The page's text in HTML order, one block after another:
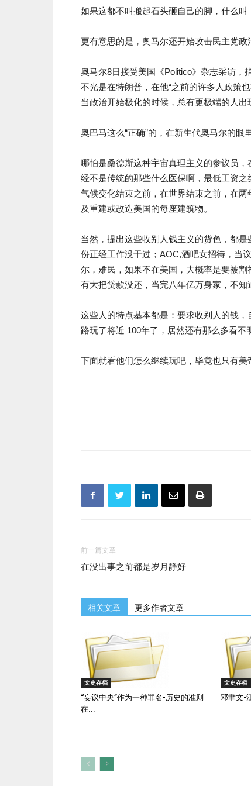
如果这都不叫搬起石头砸自己的脚，什么叫
更有意思的是，奥马尔还开始攻击民主党政
奥马尔8日接受美国《Politico》杂志采访，
不光是在特朗普，在他“之前的许多人政策
当政治开始极化的时候，总有更极端的人出
奥巴马这么“正确”的，在新生代奥马尔的眼
哪怕是桑德斯这种宇宙真理主义的参议员
经不是传统的那些什么医保啊，最低工资
气候变化结束之前，在世界结束之前，在
及重建或改造美国的每座建筑物。
当然，提出这些收别人钱主义的货色，都
份正经工作没干过；AOC,酒吧女招待，当
尔，难民，如果不在美国，大概率是要被
有大把贷款没还，当完八年亿万身家，不知
这些人的特点基本都是：要求收别人的钱
路玩了将近 100年了，居然还有那么多看不
下面就看他们怎么继续玩吧，毕竟也只有美
前一篇文章
在没出事之前都是岁月静好
相关文章 更多作者文章
文史存档
“妄议中央”作为一种罪名-历史的准则
在...
文史存档
邓聿文-